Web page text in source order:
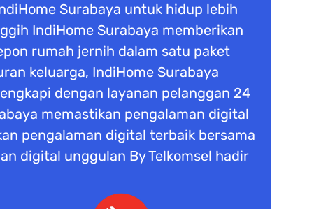
Surabaya untuk hidup lebih
IndiHome Surabaya memberikan
rumah jernih dalam satu paket
keluarga, IndiHome Surabaya
dengan layanan pelanggan 24
memastikan pengalaman digital
pengalaman digital terbaik bersama
digital unggulan By Telkomsel hadir